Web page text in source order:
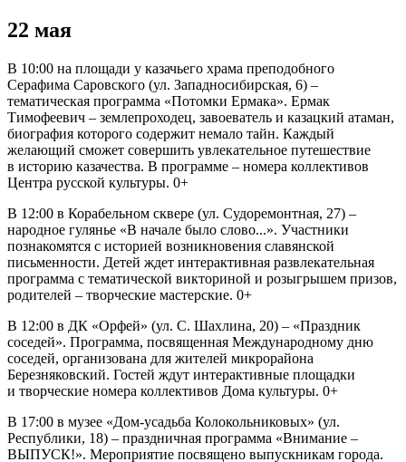
22 мая
В 10:00 на площади у казачьего храма преподобного
Серафима Саровского (ул. Западносибирская, 6) –
тематическая программа «Потомки Ермака». Ермак
Тимофеевич – землепроходец, завоеватель и казацкий атаман,
биография которого содержит немало тайн. Каждый
желающий сможет совершить увлекательное путешествие
в историю казачества. В программе – номера коллективов
Центра русской культуры. 0+
В 12:00 в Корабельном сквере (ул. Судоремонтная, 27) –
народное гулянье «В начале было слово...». Участники
познакомятся с историей возникновения славянской
письменности. Детей ждет интерактивная развлекательная
программа с тематической викториной и розыгрышем призов,
родителей – творческие мастерские. 0+
В 12:00 в ДК «Орфей» (ул. С. Шахлина, 20) – «Праздник
соседей». Программа, посвященная Международному дню
соседей, организована для жителей микрорайона
Березняковский. Гостей ждут интерактивные площадки
и творческие номера коллективов Дома культуры. 0+
В 17:00 в музее «Дом-усадьба Колокольниковых» (ул.
Республики, 18) – праздничная программа «Внимание –
ВЫПУСК!». Мероприятие посвящено выпускникам города.